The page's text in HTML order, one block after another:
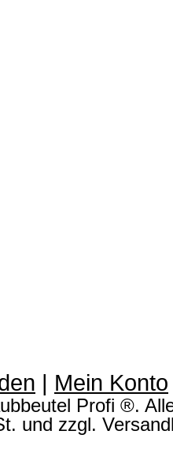
| Mein Konto
Profi ®.
und zzgl.